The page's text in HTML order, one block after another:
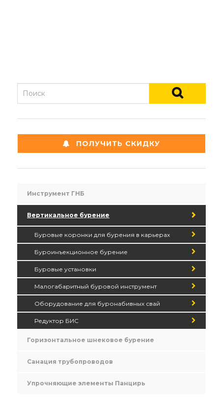
ПОЛУЧИТЬ СКИДКУ
Инструмент ГНБ
Вертикальное бурение
Буровые коронки для бурения в карьерах
Буроинъекционное бурение
Буровые установки
Малогабаритный буровой инструмент
Оборудование для буронабивных свай
Редуктор БИС
Горизонтальное шнековое бурение
Санация трубопроводов
Упрочняющие элементы Панцирь